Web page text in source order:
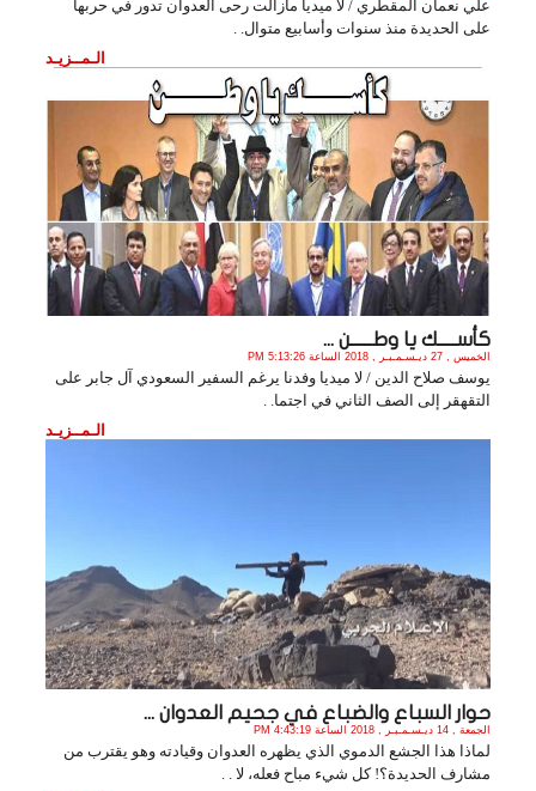
علي نعمان المقطري / لا ميديا مازالت رحى العدوان تدور في حربها
على الحديدة منذ سنوات وأسابيع متوال. .
الـمــزيـد
كأســـــك يا وطــــــن ...
الخميس , 27 ديـسـمـبـر , 2018 الساعة 5:13:26 PM
يوسف صلاح الدين / لا ميديا وفدنا يرغم السفير السعودي آل جابر على
التقهقر إلى الصف الثاني في اجتما. .
الـمــزيـد
حوار السباع والضباع في جحيم العدوان ...
الجمعة , 14 ديـسـمـبـر , 2018 الساعة 4:43:19 PM
لماذا هذا الجشع الدموي الذي يظهره العدوان وقيادته وهو يقترب من
مشارف الحديدة؟! كل شيء مباح فعله، لا . .